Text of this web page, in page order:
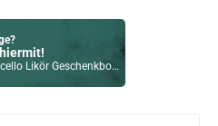
Geschenkbox 26% Vol. 500ml